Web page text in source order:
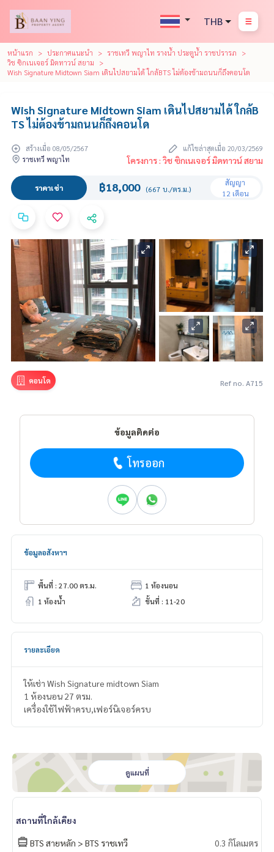
THB
หน้าแรก ประกาศแนะนำ
ราชเทวี พญาไท รางน้ำ ประตูน้ำ ราชปรารภ
วิช ซิกเนเจอร์ มิดทาวน์ สยาม
Wish Signature Midtown Siam เดินไปสยามได้ ใกล้BTS ไม่ต้องข้ามถนนก็ถึงคอนโด
Wish Signature Midtown Siam เดินไปสยามได้ ใกล้B
TS ไม่ต้องข้ามถนนก็ถึงคอนโด
สร้างเมื่อ 08/05/2567
แก้ไขล่าสุดเมื่อ 20/03/2569
ราชเทวี พญาไท
โครงการ : วิช ซิกเนเจอร์ มิดทาวน์ สยาม
ราคาเช่า ฿18,000 (667 บ./ตร.ม.)
สัญญา
12 เดือน
คอนโด Ref no. A715
ข้อมูลติดต่อ
โทรออก
ข้อมูลอสังหาฯ
พื้นที่ : 27.00 ตร.ม.
1 ห้องนอน
1 ห้องน้ำ
ชั้นที่ : 11-20
รายละเอียด
ให้เช่า Wish Signature midtown Siam
1 ห้องนอน 27 ตรม.
เครื่องใช้ไฟฟ้าครบ,เฟอร์นิเจอร์ครบ
ดูแผนที่
สถานที่ใกล้เคียง
BTS สายหลัก > BTS ราชเทวี
0.3 กิโลเมตร